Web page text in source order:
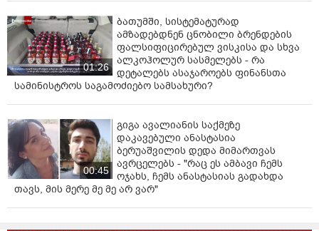
მინისტრი, სასჯელაღსრულება, ციხის უფროსობა ....
ყველა მშვიდად აგრძელებს "მოღვაწეობას" - წერს
თინა ხიდაშელი.
01:26
ბათუმში, სისტემატურად
ამზადებდნენ ცნობილი ბრენდების
ფალსიფიცირებულ ვისკისა და სხვა
ალკოჰოლურ სასმელებს - რა
დეტალებს ასაჯაროებს ფინანსთა
სამინისტროს საგამოძიებო სამსახური?
00:45
გიგა ავალიანის საქმეზე
დაკავებული ანასტასია
ბერუაშვილის დედა მიმართვას
ავრცელებს - "რაც ეს ამბავი ჩემს
ოჯახს, ჩემს ანასტასიას გადახდა
თავს, მის მერე მე მე არ ვარ"